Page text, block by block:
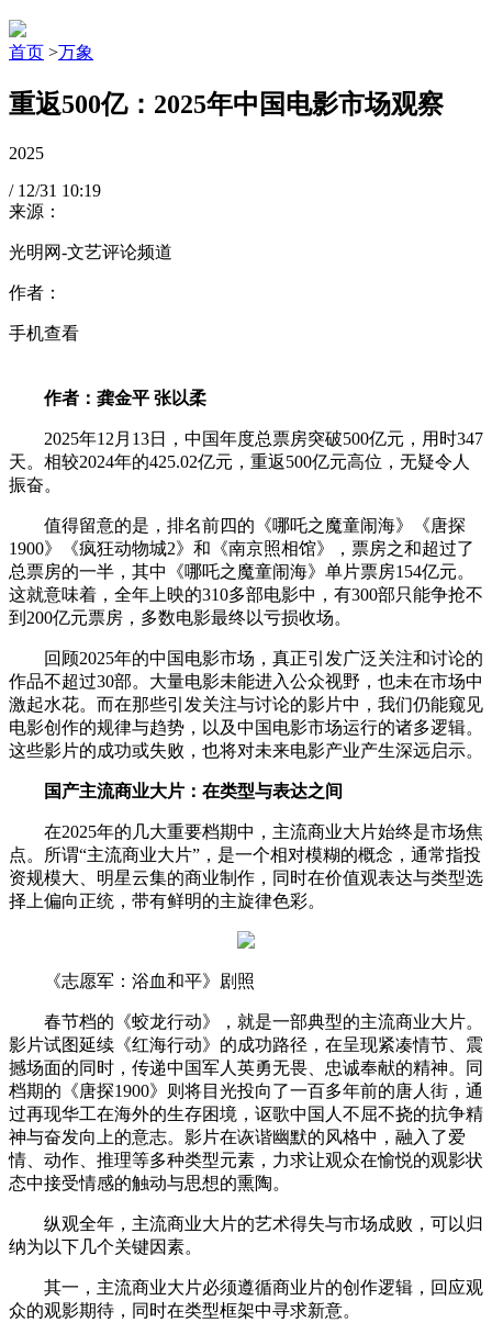
首页 >万象
重返500亿：2025年中国电影市场观察
2025
/ 12/31 10:19
来源：
光明网-文艺评论频道
作者：
手机查看
作者：龚金平 张以柔
2025年12月13日，中国年度总票房突破500亿元，用时347
天。相较2024年的425.02亿元，重返500亿元高位，无疑令人
振奋。
值得留意的是，排名前四的《哪吒之魔童闹海》《唐探
1900》《疯狂动物城2》和《南京照相馆》，票房之和超过了
总票房的一半，其中《哪吒之魔童闹海》单片票房154亿元。
这就意味着，全年上映的310多部电影中，有300部只能争抢不
到200亿元票房，多数电影最终以亏损收场。
回顾2025年的中国电影市场，真正引发广泛关注和讨论的
作品不超过30部。大量电影未能进入公众视野，也未在市场中
激起水花。而在那些引发关注与讨论的影片中，我们仍能窥见
电影创作的规律与趋势，以及中国电影市场运行的诸多逻辑。
这些影片的成功或失败，也将对未来电影产业产生深远启示。
国产主流商业大片：在类型与表达之间
在2025年的几大重要档期中，主流商业大片始终是市场焦
点。所谓“主流商业大片”，是一个相对模糊的概念，通常指投
资规模大、明星云集的商业制作，同时在价值观表达与类型选
择上偏向正统，带有鲜明的主旋律色彩。
《志愿军：浴血和平》剧照
春节档的《蛟龙行动》，就是一部典型的主流商业大片。
影片试图延续《红海行动》的成功路径，在呈现紧凑情节、震
撼场面的同时，传递中国军人英勇无畏、忠诚奉献的精神。同
档期的《唐探1900》则将目光投向了一百多年前的唐人街，通
过再现华工在海外的生存困境，讴歌中国人不屈不挠的抗争精
神与奋发向上的意志。影片在诙谐幽默的风格中，融入了爱
情、动作、推理等多种类型元素，力求让观众在愉悦的观影状
态中接受情感的触动与思想的熏陶。
纵观全年，主流商业大片的艺术得失与市场成败，可以归
纳为以下几个关键因素。
其一，主流商业大片必须遵循商业片的创作逻辑，回应观
众的观影期待，同时在类型框架中寻求新意。